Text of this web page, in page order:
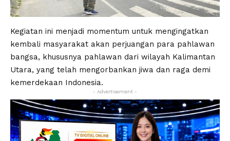
Kegiatan ini menjadi momentum untuk mengingatkan
kembali masyarakat akan perjuangan para pahlawan
bangsa, khususnya pahlawan dari wilayah Kalimantan
Utara, yang telah mengorbankan jiwa dan raga demi
kemerdekaan Indonesia.
- Advertisement -